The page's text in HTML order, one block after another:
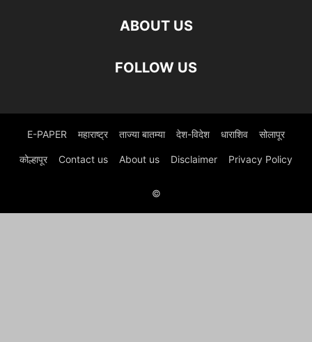
ABOUT US
FOLLOW US
E-PAPER महाराष्ट्र ताज्या बातम्या देश-विदेश धाराशिव सोलापूर
कोल्हापूर Contact us About us Disclaimer Privacy Policy
©